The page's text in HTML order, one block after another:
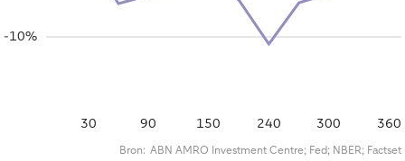
360
300
240
150
90
30
-10%
Bron: ABN AMRO Investment Centre; Fed; NBER; Factset